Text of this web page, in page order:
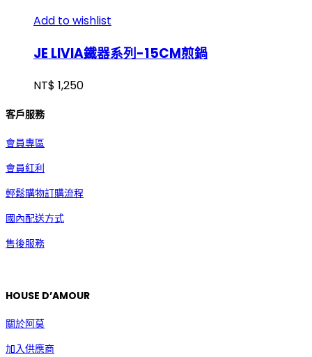
Add to wishlist
JE LIVIA鐵器系列-15CM煎鍋
NT$ 1,250
客戶服務
會員專區
會員紅利
輕鬆購物訂購流程
國內配送方式
售後服務
HOUSE D’AMOUR
關於阿莫
加入供應商